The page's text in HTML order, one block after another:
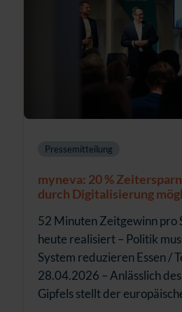
Pressemitteilung
myneva: 20 %
durch Digitalisierung
52 Minuten Zeitgewinn pro
heute realisiert – Politik
System reduzieren Essen /
28.04.2026 – Anlässlich
Gipfels stellt der